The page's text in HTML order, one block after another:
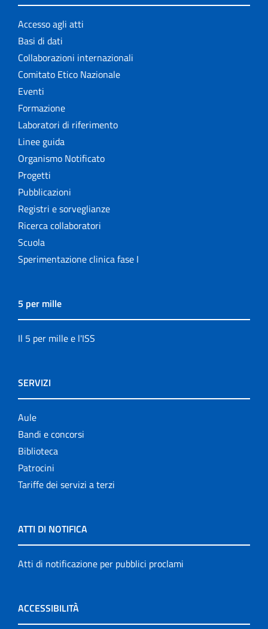
Accesso agli atti
Basi di dati
Collaborazioni internazionali
Comitato Etico Nazionale
Eventi
Formazione
Laboratori di riferimento
Linee guida
Organismo Notificato
Progetti
Pubblicazioni
Registri e sorveglianze
Ricerca collaboratori
Scuola
Sperimentazione clinica fase I
5 per mille
Il 5 per mille e l'ISS
SERVIZI
Aule
Bandi e concorsi
Biblioteca
Patrocini
Tariffe dei servizi a terzi
ATTI DI NOTIFICA
Atti di notificazione per pubblici proclami
ACCESSIBILITÀ